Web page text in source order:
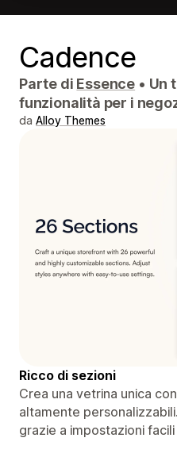
Cadence
Parte di Essence • Un
funzionalità per i
da Alloy Themes
Ricco di sezioni
Crea una vetrina unica
altamente
grazie a impostazioni